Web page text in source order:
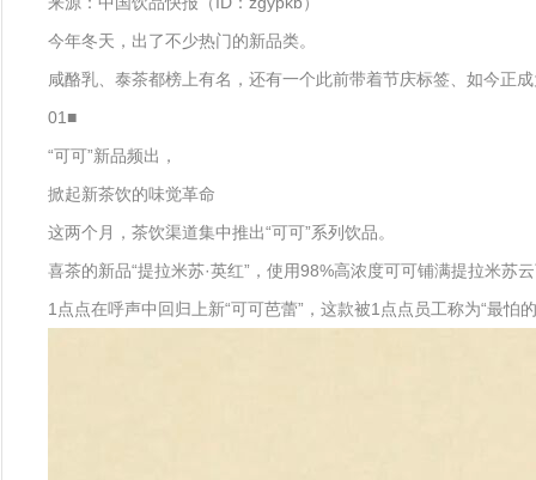
今年冬天，出了不少热门的新品类。
咸酪乳、泰茶都榜上有名，还有一个此前带着节庆标签、如今
01■
“可可”新品频出，
掀起新茶饮的味觉革命
这两个月，茶饮渠道集中推出“可可”系列饮品。
喜茶的新品“提拉米苏·英红”，使用98%高浓度可可铺满提拉米苏
1点点在呼声中回归上新“可可芭蕾”，这款被1点点员工称为“最